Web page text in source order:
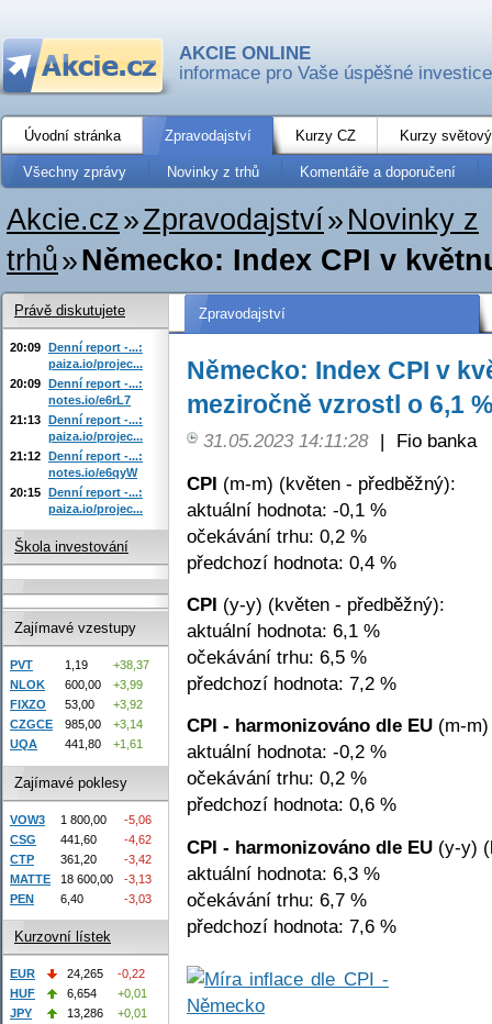
AKCIE ONLINE
informace pro Vaše úspěšné investice
Úvodní stránka Zpravodajství Kurzy CZ Kurzy
Všechny zprávy Novinky z trhů Komentáře a doporučení
Akcie.cz»Zpravodajství» Novinky z
trhů»Německo: Index CPI v
Zpravodajství
Německo: Index CPI v
meziročně vzrostl o 6,1
31.05.2023 14:11:28 |
Fio banka
CPI (m-m) (květen - předběžný):
aktuální hodnota: -0,1 %
očekávání trhu: 0,2 %
předchozí hodnota: 0,4 %
CPI (y-y) (květen - předběžný):
aktuální hodnota: 6,1 %
očekávání trhu: 6,5 %
předchozí hodnota: 7,2 %
CPI - harmonizováno dle EU (m-
aktuální hodnota: -0,2 %
očekávání trhu: 0,2 %
předchozí hodnota: 0,6 %
CPI - harmonizováno dle EU (y-y)
aktuální hodnota: 6,3 %
očekávání trhu: 6,7 %
předchozí hodnota: 7,6 %
Právě diskutujete
20:09 Denní report -...:
paiza.io/projec...
20:09 Denní report -...:
notes.io/e6rL7
21:13 Denní report -...:
paiza.io/projec...
21:12 Denní report -...:
notes.io/e6qyW
20:15 Denní report -...:
paiza.io/projec...
Škola investování
Zajímavé vzestupy
PVT 1,19
+38,37
NLOK
600,00
+3,99
FIXZO
53,00
+3,92
CZGCE
985,00
+3,14
UQA
441,80 +1,61
Zajímavé poklesy
VOW3 1 800,00
-5,06
CSG
441,60
-4,62
CTP
361,20
-3,42
MATTE
18 600,00
-3,13
PEN
6,40 -3,03
Kurzovní lístek
EUR 24,265
-0,22
HUF
6,654
+0,01
JPY
13,286
+0,01